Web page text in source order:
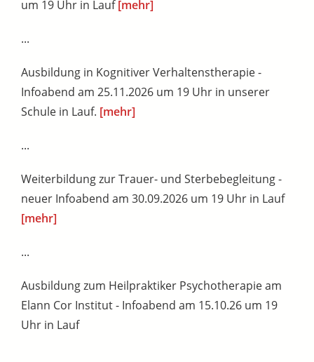
um 19 Uhr in Lauf[mehr]
...
Ausbildung in Kognitiver Verhaltenstherapie -
Infoabend am 25.11.2026 um 19 Uhr in unserer
Schule in Lauf. [mehr]
...
Weiterbildung zur Trauer- und Sterbebegleitung -
neuer Infoabend am 30.09.2026 um 19 Uhr in Lauf
[mehr]
...
Ausbildung zum Heilpraktiker Psychotherapie am
Elann Cor Institut - Infoabend am 15.10.26 um 19
Uhr in Lauf